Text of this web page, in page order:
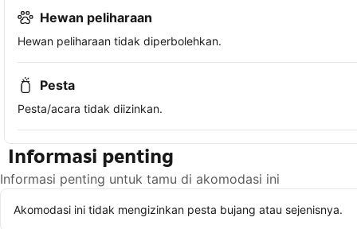
Hewan peliharaan
Hewan peliharaan tidak diperbolehkan.
Pesta
Pesta/acara tidak diizinkan.
Informasi penting
Informasi penting untuk tamu di akomodasi ini
Akomodasi ini tidak mengizinkan pesta bujang atau sejenisnya.